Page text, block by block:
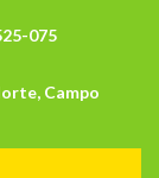
075
Campo